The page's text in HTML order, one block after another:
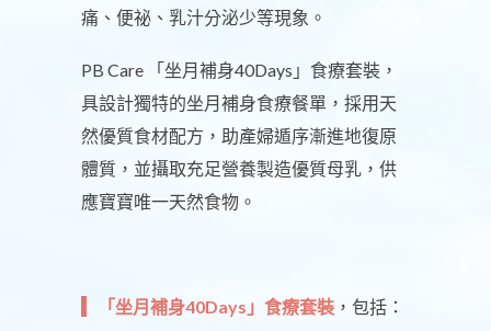
痛、便祕、乳汁分泌少等現象。
PB Care 「坐月補身40Days」食療套裝，
具設計獨特的坐月補身食療餐單，採用天
然優質食材配方，助產婦遁序漸進地復原
體質，並攝取充足營養製造優質母乳，供
應寶寶唯一天然食物。
「坐月補身40Days」食療套裝 ，包括：